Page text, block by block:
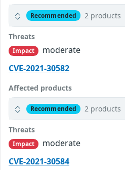
Recommended 2 products
Threats
Impact
moderate
CVE-2021-30582
Affected products
Recommended 2 products
Threats
Impact
moderate
CVE-2021-30584